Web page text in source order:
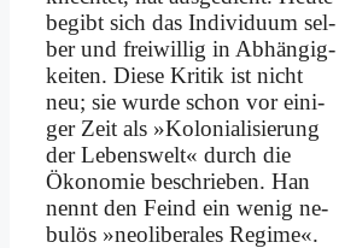
be­gibt sich das In­di­vi­du­um sel­
ber und frei­wil­lig in Ab­hän­gig­
kei­ten. Die­se Kri­tik ist nicht
neu; sie wur­de schon vor ei­ni­
ger Zeit als »Ko­lo­nia­li­sie­rung
der Le­bens­welt« durch die
Öko­no­mie be­schrie­ben. Han
nennt den Feind ein we­nig ne­
bu­lös »neo­li­be­ra­les Re­gime«.